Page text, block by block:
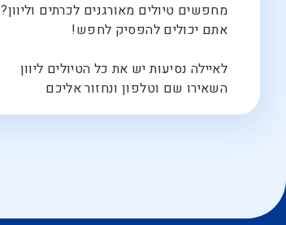
מחפשים טיולים מאורגנים לכרתים וליוון?
אתם יכולים להפסיק לחפש!
לאיילה נסיעות יש את כל הטיולים ליוון
השאירו שם וטלפון ונחזור אליכם